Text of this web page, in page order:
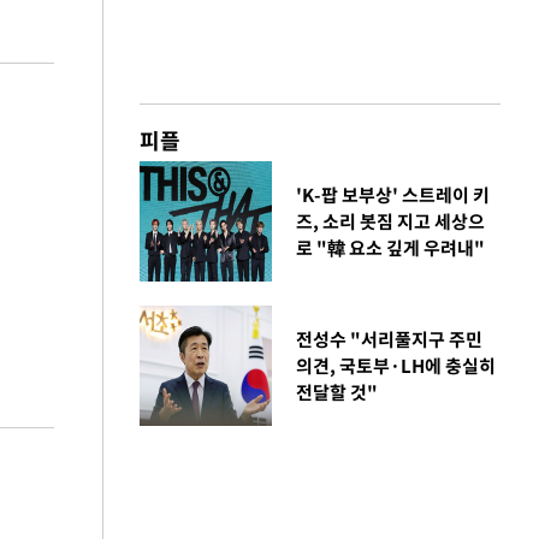
피플
'K-팝 보부상' 스트레이 키
즈, 소리 봇짐 지고 세상으
로 "韓 요소 깊게 우려내"
전성수 "서리풀지구 주민
의견, 국토부·LH에 충실히
전달할 것"